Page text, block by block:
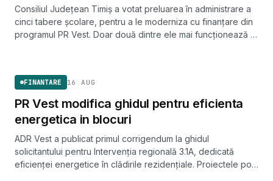
Consiliul Județean Timiș a votat preluarea în administrare a
cinci tabere școlare, pentru a le moderniza cu finanțare din
programul PR Vest. Doar două dintre ele mai funcționează în
FINANTARE 16 AUG
PR Vest modifica ghidul pentru eficienta
energetica in blocuri
ADR Vest a publicat primul corrigendum la ghidul
solicitantului pentru Intervenția regională 3.1A, dedicată
eficienței energetice în clădirile rezidențiale. Proiectele pot